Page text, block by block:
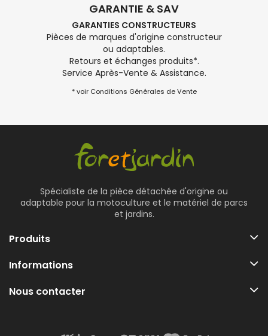
GARANTIE & SAV
GARANTIES CONSTRUCTEURS
Pièces de marques d'origine constructeur
ou adaptables.
Retours et échanges produits*.
Service Après-Vente & Assistance.
* voir Conditions Générales de Vente
Spécialiste de la pièce détachée d'origine ou
adaptable pour la motoculture et le matériel de parcs
et jardins.
Produits
Informations
Nous contacter